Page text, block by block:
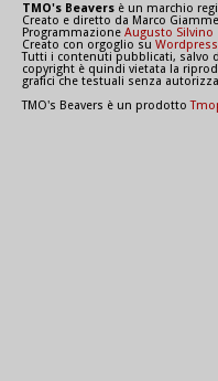
TMO's Beavers è un marchio
Creato e diretto da Marco
Programmazione Augusto Silvino
Creato con orgoglio su Wordpress
Tutti i contenuti pubblicati, salvo
copyright è quindi vietata la
grafici che testuali senza
TMO's Beavers è un prodotto